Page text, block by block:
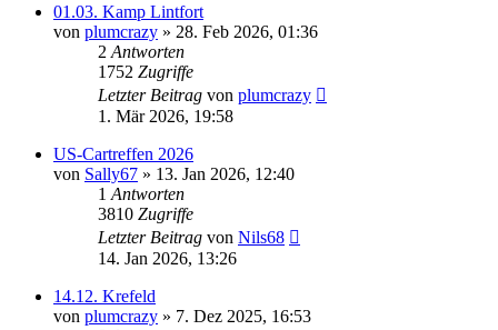
01.03. Kamp Lintfort
von plumcrazy » 28. Feb 2026, 01:36
2 Antworten
1752 Zugriffe
Letzter Beitrag von plumcrazy
1. Mär 2026, 19:58
US-Cartreffen 2026
von Sally67 » 13. Jan 2026, 12:40
1 Antworten
3810 Zugriffe
Letzter Beitrag von Nils68
14. Jan 2026, 13:26
14.12. Krefeld
von plumcrazy » 7. Dez 2025, 16:53